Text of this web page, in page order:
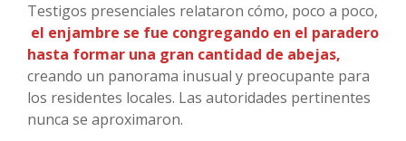
Testigos presenciales relataron cómo, poco a poco,
el enjambre se fue congregando en el paradero
hasta formar una gran cantidad de abejas,
creando un panorama inusual y preocupante para
los residentes locales. Las autoridades pertinentes
nunca se aproximaron.